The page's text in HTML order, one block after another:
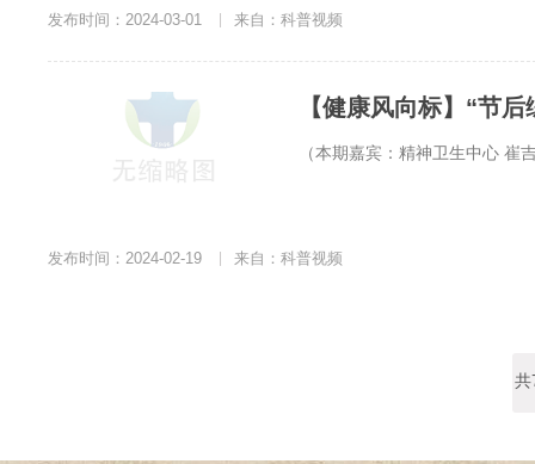
发布时间：2024-03-01 来自：科普视频
（本期嘉宾：精神卫生中心 崔
发布时间：2024-02-19 来自：科普视频
共